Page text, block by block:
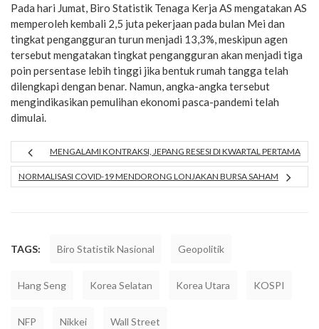
Pada hari Jumat, Biro Statistik Tenaga Kerja AS mengatakan AS
memperoleh kembali 2,5 juta pekerjaan pada bulan Mei dan
tingkat pengangguran turun menjadi 13,3%, meskipun agen
tersebut mengatakan tingkat pengangguran akan menjadi tiga
poin persentase lebih tinggi jika bentuk rumah tangga telah
dilengkapi dengan benar. Namun, angka-angka tersebut
mengindikasikan pemulihan ekonomi pasca-pandemi telah
dimulai.
MENGALAMI KONTRAKSI, JEPANG RESESI DI KWARTAL PERTAMA
NORMALISASI COVID-19 MENDORONG LONJAKAN BURSA SAHAM
TAGS: Biro Statistik Nasional Geopolitik
Hang Seng Korea Selatan Korea Utara KOSPI
NFP Nikkei Wall Street